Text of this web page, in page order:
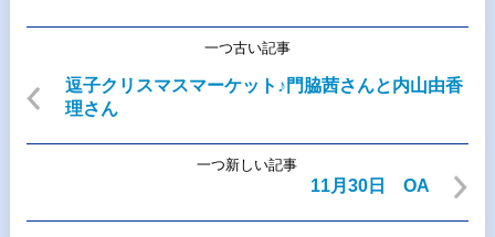
一つ古い記事
逗子クリスマスマーケット♪門脇茜さんと内山由香
理さん
一つ新しい記事
11月30日 OA